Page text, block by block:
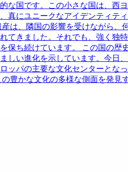
な国です。この小さな国は、西
真にユニークなアイデンティテ
は、隣国の影響を受けながら、
てきました。それでも、強く独
保ち続けています。 この国の歴
しい進化を示しています。今日
ッパの主要な文化センターとな
の豊かな文化の多様な側面を発見